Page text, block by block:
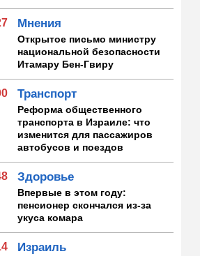
Мнения
Открытое письмо министру
национальной безопасности
Итамару Бен-Гвиру
Транспорт
Реформа общественного
транспорта в Израиле: что
изменится для пассажиров
автобусов и поездов
Здоровье
Впервые в этом году:
пенсионер скончался из-за
укуса комара
Израиль